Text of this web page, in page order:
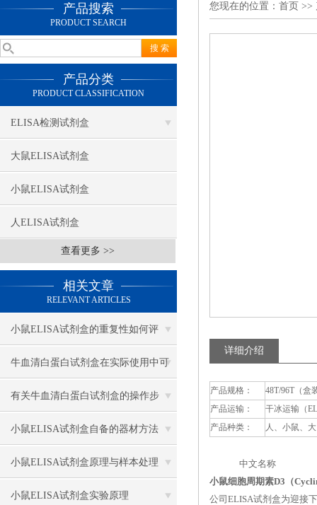
产品搜索
PRODUCT SEARCH
产品分类
PRODUCT CLASSIFICATION
ELISA检测试剂盒
大鼠ELISA试剂盒
小鼠ELISA试剂盒
人ELISA试剂盒
查看更多 >>
相关文章
RELEVANT ARTICLES
小鼠ELISA试剂盒的重复性如何评
估？
牛血清白蛋白试剂盒在实际使用中可
分为多种类型测定
有关牛血清白蛋白试剂盒的操作步
骤，以下有详细说明
小鼠ELISA试剂盒自备的器材方法
小鼠ELISA试剂盒原理与样本处理
小鼠ELISA试剂盒实验原理
您现在的位置： 首页 >>
详细介绍
产品规格：
48T/96T（盒
产品运输：
干冰运输（
产品种类：
人、小鼠、
中文名称 英
小鼠细胞周期素D3（
公司ELISA试剂盒为迎接